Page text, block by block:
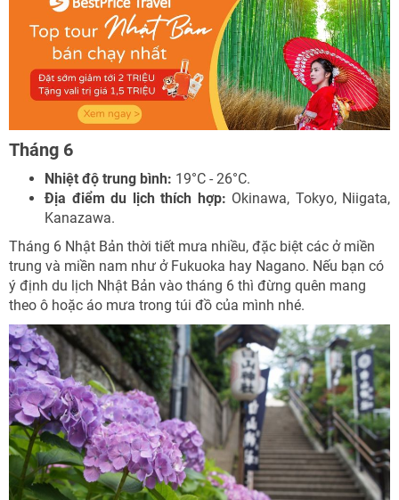
Tháng 6
Nhiệt độ trung bình: 19°C - 26°C.
Địa điểm du lịch thích hợp: Okinawa, Tokyo, Niigata,
Kanazawa.
Tháng 6 Nhật Bản thời tiết mưa nhiều, đặc biệt các ở miền
trung và miền nam như ở Fukuoka hay Nagano. Nếu bạn có
ý định du lịch Nhật Bản vào tháng 6 thì đừng quên mang
theo ô hoặc áo mưa trong túi đồ của mình nhé.